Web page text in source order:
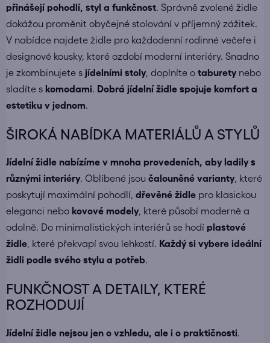
přinášejí pohodlí, styl a funkčnost . Správně zvolené židle
dokážou proměnit obyčejné stolování v příjemný zážitek.
V nabídce najdete židle pro každodenní rodinné večeře i
designové kousky, které ozdobí moderní interiéry. Snadno
je zkombinujete s jídelními stoly, doplníte o taburetynebo
sladíte s komodami Dobrá jídelní židle spojuje komfort a
estetiku v jednom
ŠIROKÁ NABÍDKA MATERIÁLŮ A STYLŮ
Jídelní židle nabízíme v mnoha provedeních, aby ladily s
různými interiéry. Oblíbené jsou čalouněné varianty, které
poskytují maximální pohodlí, dřevěné židle pro klasickou
eleganci nebo kovové modely, které působí moderně a
odolně. Do minimalistických interiérů se hodí plastové
židle , které překvapí svou lehkostí. Každý si vybere ideální
židli podle svého stylu a potřeb.
FUNKČNOST A DETAILY, KTERÉ
ROZHODUJÍ
Jídelní židle nejsou jen o vzhledu, ale i o praktičnosti.